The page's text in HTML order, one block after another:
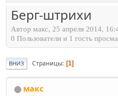
Берг-штрихи
Автор макс, 25 апреля 2014,
0 Пользователи и 1 гость
ВНИЗ Страницы 1
макс